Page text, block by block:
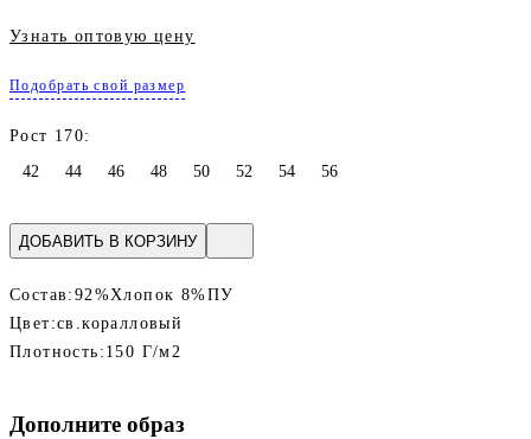
Узнать оптовую цену
Подобрать свой размер
Рост 170:
42
44 46 48 50 52 54 56
ДОБАВИТЬ В КОРЗИНУ
Состав: 92%Хлопок 8%ПУ
Цвет:св.коралловый
Плотность: 150 Г/м2
Дополните образ